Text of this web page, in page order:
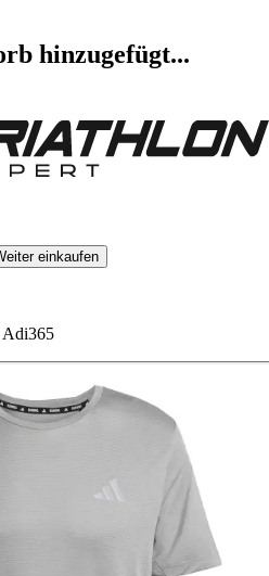
hinzugefügt...
einkaufen
Adi365